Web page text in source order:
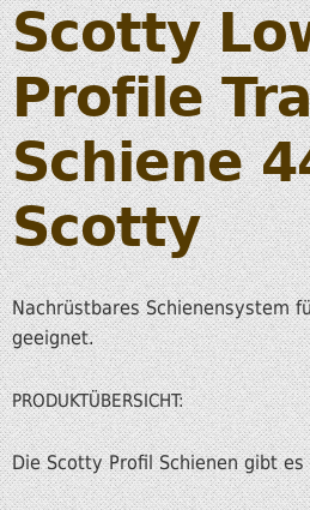
Scotty
Profile
Schiene
Scotty
Nachrüstbares Schienensystem
geeignet.
PRODUKTÜBERSICHT:
Die Scotty Profil Schienen gibt es